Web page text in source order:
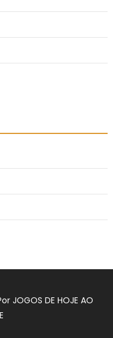
JOGOS DE HOJE AO